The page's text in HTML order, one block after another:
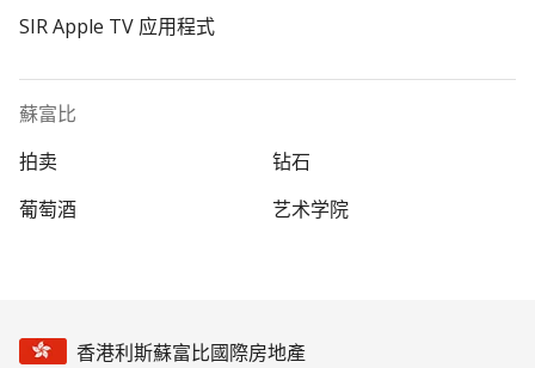
SIR Apple TV 应用程式
蘇富比
拍卖
钻石
葡萄酒
艺术学院
香港利斯蘇富比國際房地產